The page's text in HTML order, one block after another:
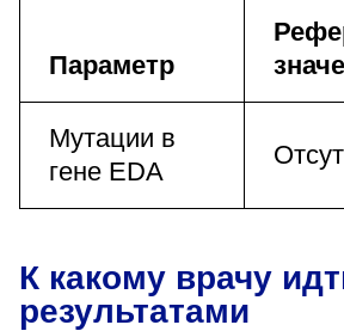
Параметр
Мутации в
гене EDA
К какому врачу
результатами